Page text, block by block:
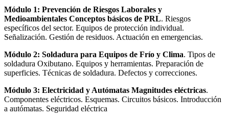
Módulo 1: Prevención de Riesgos Laborales y
Medioambientales Conceptos básicos de PRL. Riesgos
específicos del sector. Equipos de protección individual.
Señalización. Gestión de residuos. Actuación en emergencias.
Módulo 2: Soldadura para Equipos de Frío y Clima. Tipos de
soldadura Oxibutano. Equipos y herramientas. Preparación de
superficies. Técnicas de soldadura. Defectos y correcciones.
Módulo 3: Electricidad y Autómatas Magnitudes eléctricas.
Componentes eléctricos. Esquemas. Circuitos básicos. Introducción
a autómatas. Seguridad eléctrica